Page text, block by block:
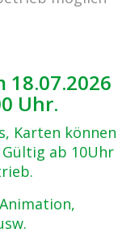
und
Der höhere
Ihrem
Gelenke und
Im cabrio
mit einer
und die
18.07.2026
Uhr.
Karten können
ab 10Uhr